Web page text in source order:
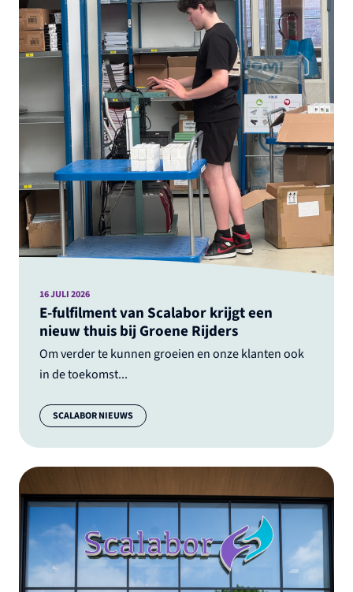
E-fulfilment van Scalabor krijgt een
nieuw thuis bij Groene Rijders
Om verder te kunnen groeien en onze klanten ook
in de toekomst...
16 JULI 2026
Categorie:
SCALABOR NIEUWS